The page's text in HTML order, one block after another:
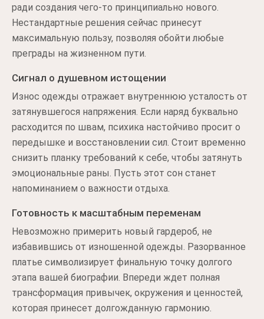
ради создания чего-то принципиально нового.
Нестандартные решения сейчас принесут
максимальную пользу, позволяя обойти любые
преграды на жизненном пути.
Сигнал о душевном истощении
Износ одежды отражает внутреннюю усталость от
затянувшегося напряжения. Если наряд буквально
расходится по швам, психика настойчиво просит о
передышке и восстановлении сил. Стоит временно
снизить планку требований к себе, чтобы затянуть
эмоциональные раны. Пусть этот сон станет
напоминанием о важности отдыха.
Готовность к масштабным переменам
Невозможно примерить новый гардероб, не
избавившись от изношенной одежды. Разорванное
платье символизирует финальную точку долгого
этапа вашей биографии. Впереди ждет полная
трансформация привычек, окружения и ценностей,
которая принесет долгожданную гармонию.